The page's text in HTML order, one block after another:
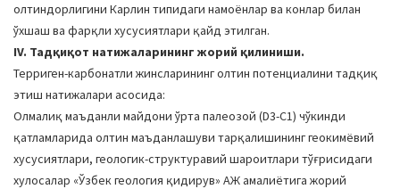
олтиндорлигини Карлин типидаги намоёнлар ва конлар билан
ўхшаш ва фарқли хусусиятлари қайд этилган.
IV. Тадқиқот натижаларининг жорий қилиниши.
Терриген-карбонатли жинсларининг олтин потенциалини тадқиқ
этиш натижалари асосида:
Олмалиқ маъданли майдони ўрта палеозой (D3-C1) чўкинди
қатламларида олтин маъданлашуви тарқалишининг геокимёвий
хусусиятлари, геологик-структуравий шароитлари тўғрисидаги
хулосалар «Ўзбек геология қидирув» АЖ амалиётига жорий